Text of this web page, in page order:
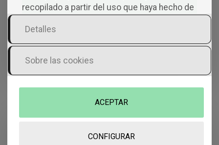
Nombre*
recopilado a partir del uso que haya hecho de
Detalles
Sobre las cookies
CONFIGURAR
ACEPTAR